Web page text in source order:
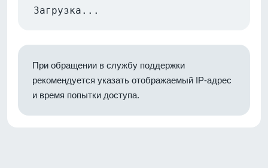
Загрузка...
При обращении в службу поддержки
рекомендуется указать отображаемый IP-адрес
и время попытки доступа.